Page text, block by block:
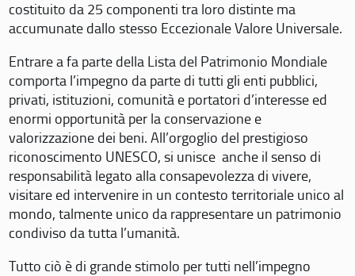
costituito da 25 componenti tra loro distinte ma
accumunate dallo stesso Eccezionale Valore Universale.
Entrare a fa parte della Lista del Patrimonio Mondiale
comporta l’impegno da parte di tutti gli enti pubblici,
privati, istituzioni, comunità e portatori d’interesse ed
enormi opportunità per la conservazione e
valorizzazione dei beni. All’orgoglio del prestigioso
riconoscimento UNESCO, si unisce anche il senso di
responsabilità legato alla consapevolezza di vivere,
visitare ed intervenire in un contesto territoriale unico al
mondo, talmente unico da rappresentare un patrimonio
condiviso da tutta l’umanità.
Tutto ciò è di grande stimolo per tutti nell’impegno